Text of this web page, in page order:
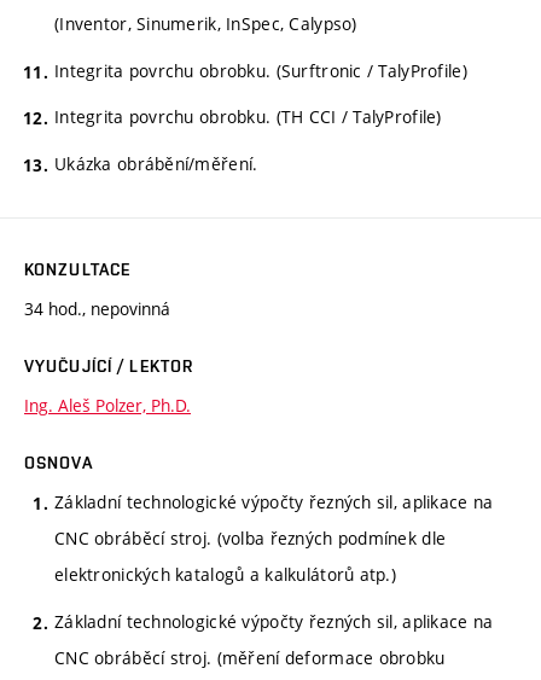
(Inventor, Sinumerik, InSpec, Calypso)
Integrita povrchu obrobku. (Surftronic / TalyProfile)
Integrita povrchu obrobku. (TH CCI / TalyProfile)
Ukázka obrábění/měření.
KONZULTACE
34 hod., nepovinná
VYUČUJÍCÍ / LEKTOR
Ing. Aleš Polzer, Ph.D.
OSNOVA
Základní technologické výpočty řezných sil, aplikace na
CNC obráběcí stroj. (volba řezných podmínek dle
elektronických katalogů a kalkulátorů atp.)
Základní technologické výpočty řezných sil, aplikace na
CNC obráběcí stroj. (měření deformace obrobku